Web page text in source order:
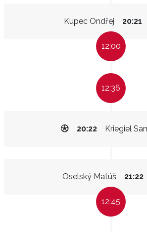
Kupec Ondřej 20:21
12:00
12:36
Kriegiel
20:22
Oselský Matúš 21:22
12:45